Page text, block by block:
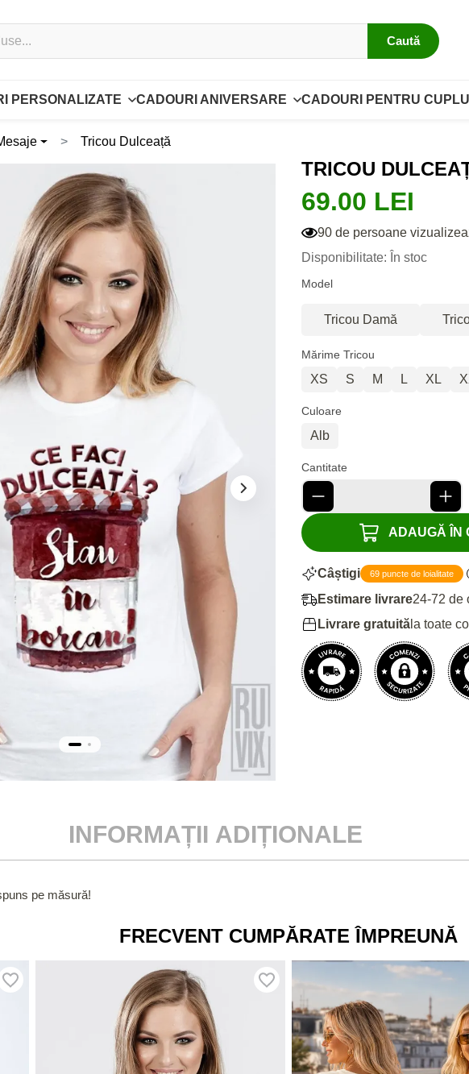
Caută
PERSONALIZATE CADOURI ANIVERSARE CADOURI PENTRU
Tricou Dulceață
TRICOU
69.00 LEI
90 de persoane
Disponibilitate: În stoc
Model
Tricou Damă
Mărime Tricou
XS S M L XL
Culoare
Alb
Cantitate
ADAUGĂ ÎN
Câștigi 69 puncte de loialitate
Estimare livrare24-72 de
Livrare gratuită la toate
INFORMAȚII ADIȚIONALE
pe măsură!
FRECVENT CUMPĂRATE ÎMPREUNĂ